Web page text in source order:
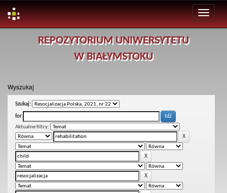
REPOZYTORIUM UNIWERSYTETU
W BIAŁYMSTOKU
Wyszukaj
Szukaj:
for
Aktualne filtry: